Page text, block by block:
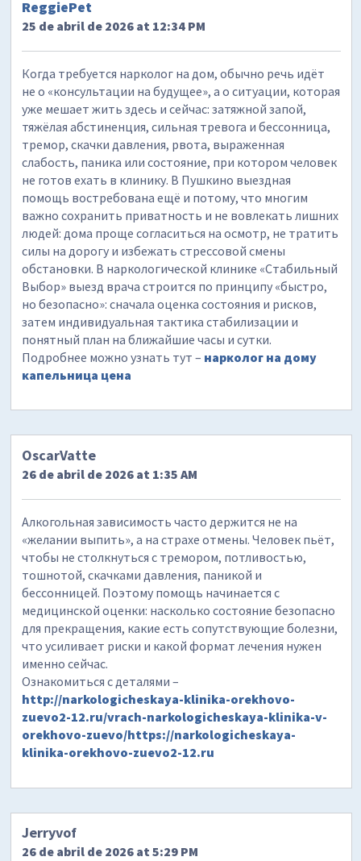
ReggiePet
25 de abril de 2026 at 12:34 PM
Когда требуется нарколог на дом, обычно речь идёт
не о «консультации на будущее», а о ситуации, которая
уже мешает жить здесь и сейчас: затяжной запой,
тяжёлая абстиненция, сильная тревога и бессонница,
тремор, скачки давления, рвота, выраженная
слабость, паника или состояние, при котором человек
не готов ехать в клинику. В Пушкино выездная
помощь востребована ещё и потому, что многим
важно сохранить приватность и не вовлекать лишних
людей: дома проще согласиться на осмотр, не тратить
силы на дорогу и избежать стрессовой смены
обстановки. В наркологической клинике «Стабильный
Выбор» выезд врача строится по принципу «быстро,
но безопасно»: сначала оценка состояния и рисков,
затем индивидуальная тактика стабилизации и
понятный план на ближайшие часы и сутки.
Подробнее можно узнать тут – нарколог на дому
капельница цена
OscarVatte
26 de abril de 2026 at 1:35 AM
Алкогольная зависимость часто держится не на
«желании выпить», а на страхе отмены. Человек пьёт,
чтобы не столкнуться с тремором, потливостью,
тошнотой, скачками давления, паникой и
бессонницей. Поэтому помощь начинается с
медицинской оценки: насколько состояние безопасно
для прекращения, какие есть сопутствующие болезни,
что усиливает риски и какой формат лечения нужен
именно сейчас.
Ознакомиться с деталями –
http://narkologicheskaya-klinika-orekhovo-
zuevo2-12.ru/vrach-narkologicheskaya-klinika-v-
orekhovo-zuevo/https://narkologicheskaya-
klinika-orekhovo-zuevo2-12.ru
Jerryvof
26 de abril de 2026 at 5:29 PM